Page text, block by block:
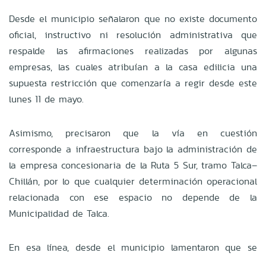
Desde el municipio señalaron que no existe documento
oficial, instructivo ni resolución administrativa que
respalde las afirmaciones realizadas por algunas
empresas, las cuales atribuían a la casa edilicia una
supuesta restricción que comenzaría a regir desde este
lunes 11 de mayo.
Asimismo, precisaron que la vía en cuestión
corresponde a infraestructura bajo la administración de
la empresa concesionaria de la Ruta 5 Sur, tramo Talca–
Chillán, por lo que cualquier determinación operacional
relacionada con ese espacio no depende de la
Municipalidad de Talca.
En esa línea, desde el municipio lamentaron que se